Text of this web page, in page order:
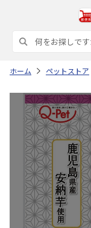
ホーム ペットストア